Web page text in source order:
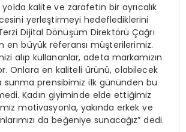
yolda kalite ve zarafetin bir ayrıcalık
yerleştirmeyi hedeflediklerini
Dijital Dönüşüm Direktörü Çağrı
en büyük referansı müşterilerimiz.
alıp kullananlar, adeta markamızın
Onlara en kaliteli ürünü, olabilecek
prensibimiz ilk gününden bu
Kadın giyiminde elde ettiğimiz
motivasyonla, yakında erkek ve
da beğeniye sunacağız” dedi.